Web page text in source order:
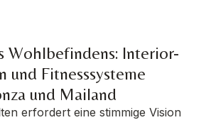
Wohlbefindens: Interior-
und Fitnesssysteme
und Mailand
erfordert eine stimmige Vision